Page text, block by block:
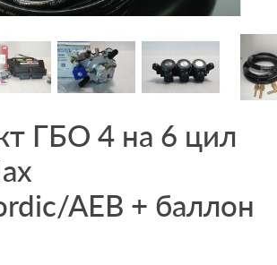
ГБО 4 на 6 цил
AEB + баллон